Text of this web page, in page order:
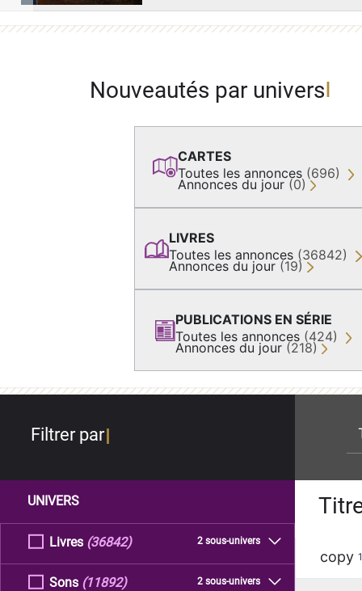
Nouveautés par univers
CARTES
Toutes les annonces (696)
Annonces du jour (0)
LIVRES
Toutes les annonces (36842)
Annonces du jour (19)
PUBLICATIONS EN SÉRIE
Toutes les annonces (424)
Annonces du jour (218)
Filtrer par
UNIVERS
Livres 2 sous-univers
(36842)
Sons 2 sous-univers
(11892)
copy